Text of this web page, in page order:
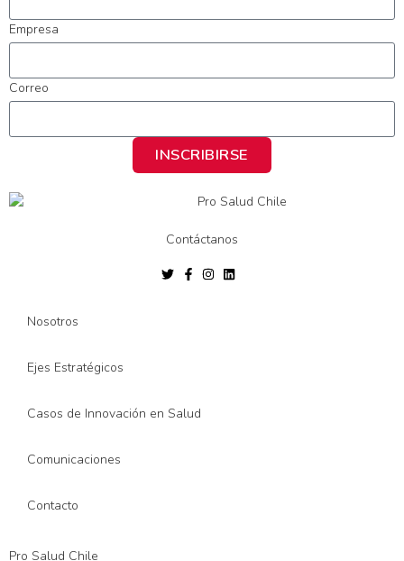
Empresa
Correo
INSCRIBIRSE
Contáctanos
Nosotros
Ejes Estratégicos
Casos de Innovación en Salud
Comunicaciones
Contacto
Pro Salud Chile